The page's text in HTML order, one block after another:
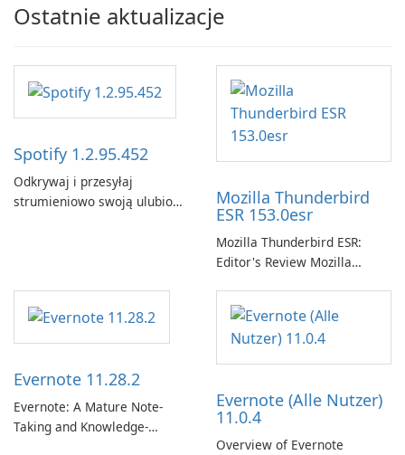
Ostatnie aktualizacje
Spotify 1.2.95.452
Odkrywaj i przesyłaj
strumieniowo swoją ulubioną
Mozilla Thunderbird
ESR 153.0esr
Mozilla Thunderbird ESR:
Editor's Review Mozilla
Support Release) is the long-
term support channel of the
Thunderbird desktop email
client designed for
need predictable …
Evernote 11.28.2
Evernote: A Mature Note-
Taking and Knowledge-
Evernote (Alle Nutzer)
11.0.4
Overview of Evernote